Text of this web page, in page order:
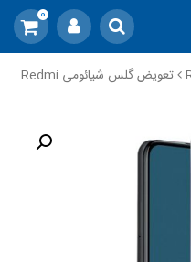
0
تعویض گلس شیائومی Redmi